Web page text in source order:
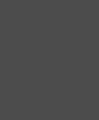
sonnig bis
die Pflanze von allen
ist solide frosthart